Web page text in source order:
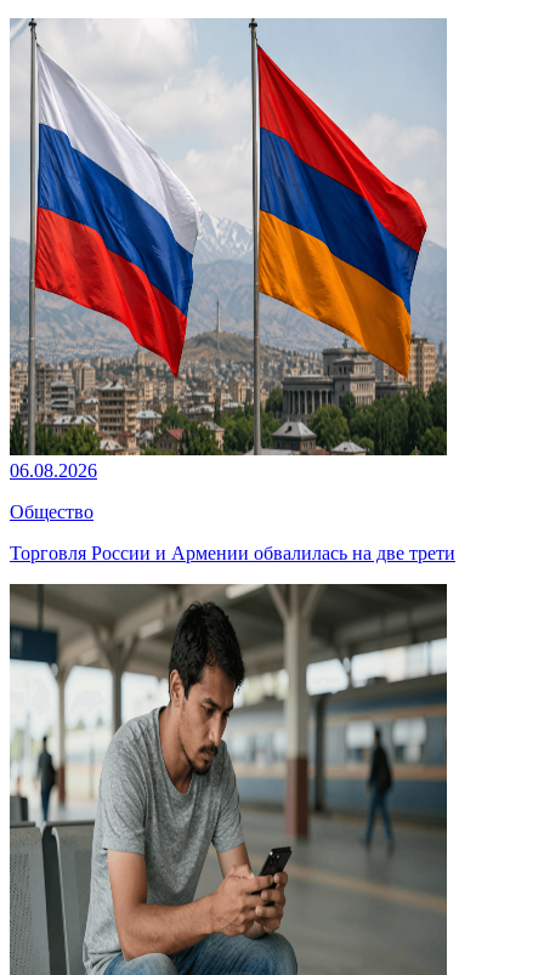
06.08.2026
Общество
Торговля России и Армении обвалилась на две трети